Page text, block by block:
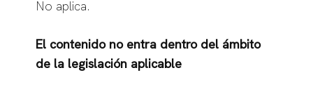
No aplica.
El contenido no entra dentro del ámbito
de la legislación aplicable